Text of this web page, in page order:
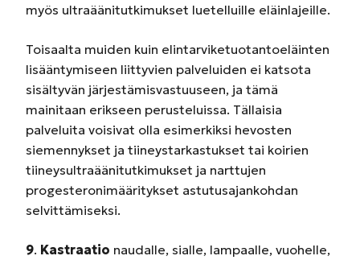
myös ultraäänitutkimukset luetelluille eläinlajeille.
Toisaalta muiden kuin elintarviketuotantoeläinten
lisääntymiseen liittyvien palveluiden ei katsota
sisältyvän järjestämisvastuuseen, ja tämä
mainitaan erikseen perusteluissa. Tällaisia
palveluita voisivat olla esimerkiksi hevosten
siemennykset ja tiineystarkastukset tai koirien
tiineysultraäänitutkimukset ja narttujen
progesteronimääritykset astutusajankohdan
selvittämiseksi.
9. Kastraatio naudalle, sialle, lampaalle, vuohelle,